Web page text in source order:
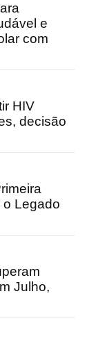
e
com
HIV
decisão
o Legado
Julho,